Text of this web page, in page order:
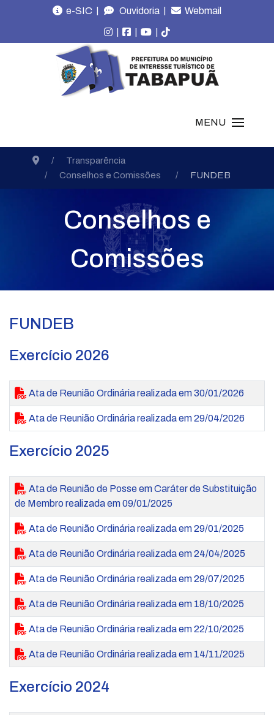
e-SIC | Ouvidoria | Webmail
| | |
MENU
Transparência
Conselhos e Comissões
FUNDEB
Conselhos e
Comissões
FUNDEB
Exercício 2026
Ata de Reunião Ordinária realizada em 30/01/2026
Ata de Reunião Ordinária realizada em 29/04/2026
Exercício 2025
Ata de Reunião de Posse em Caráter de Substituição
de Membro realizada em 09/01/2025
Ata de Reunião Ordinária realizada em 29/01/2025
Ata de Reunião Ordinária realizada em 24/04/2025
Ata de Reunião Ordinária realizada em 29/07/2025
Ata de Reunião Ordinária realizada em 18/10/2025
Ata de Reunião Ordinária realizada em 22/10/2025
Ata de Reunião Ordinária realizada em 14/11/2025
Exercício 2024